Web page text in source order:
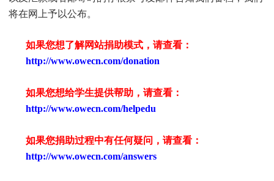
将在网上予以公布。
如果您想了解网站捐助模式，请查看：
http://www.owecn.com/donation
如果您想给学生提供帮助，请查看：
http://www.owecn.com/helpedu
如果您捐助过程中有任何疑问，请查看：
http://www.owecn.com/answers